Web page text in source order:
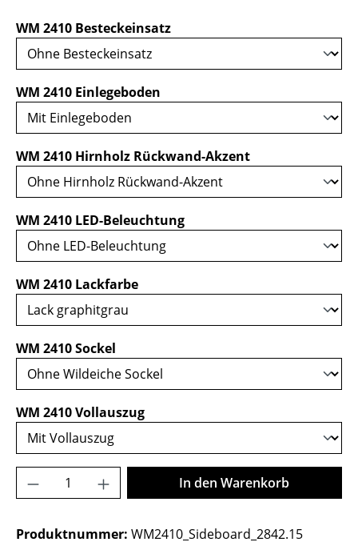
WM 2410 Besteckeinsatzauswählen
WM 2410 Einlegeboden
WM 2410 Hirnholz Rückwand-Akzentauswählen
WM 2410 LED-Beleuchtungauswählen
WM 2410 Lackfarbeauswählen
WM 2410 Sockel
WM 2410 Vollauszugauswählen
Produkt Anzahl: Gib den gewünschten
In den Warenkorb
Produktnummer: WM2410_Sideboard_2842.15